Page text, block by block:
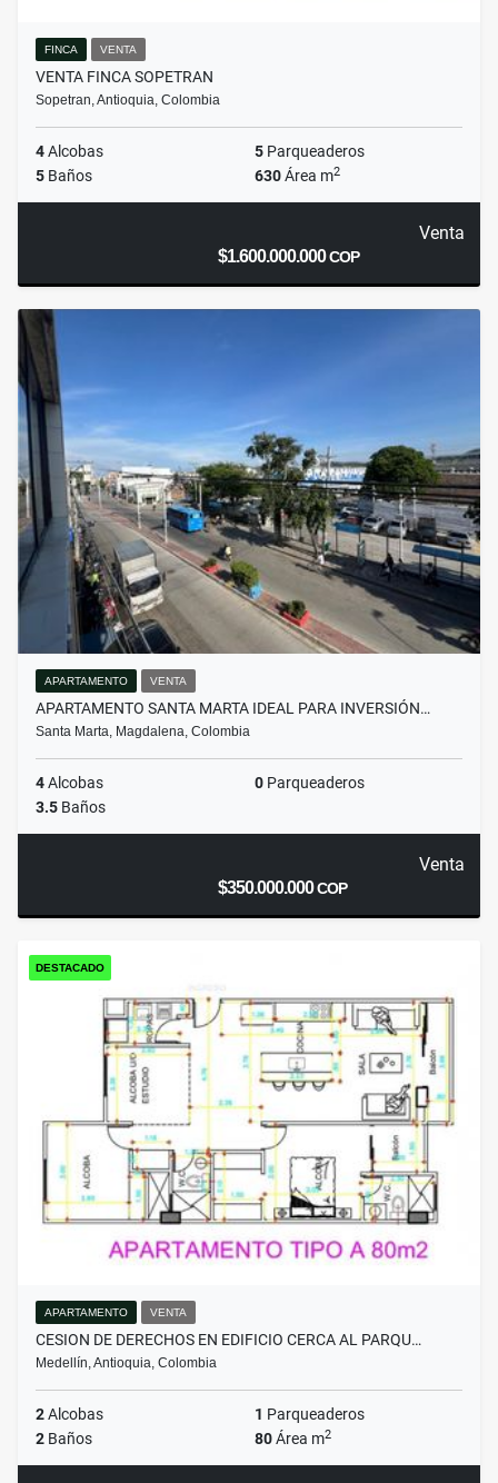
FINCA VENTA
VENTA FINCA SOPETRAN
Sopetran, Antioquia, Colombia
4Alcobas 5 Parqueaderos
5 Baños 630Área m2
Venta
$1.600.000.000COP
APARTAMENTO VENTA
APARTAMENTO SANTA MARTA IDEAL PARA INVERSIÓN…
Santa Marta, Magdalena, Colombia
4Alcobas 0 Parqueaderos
3.5 Baños
Venta
$350.000.000COP
DESTACADO
APARTAMENTO VENTA
CESION DE DERECHOS EN EDIFICIO CERCA AL PARQU…
Medellín, Antioquia, Colombia
2Alcobas 1 Parqueaderos
2 Baños 80Área m2